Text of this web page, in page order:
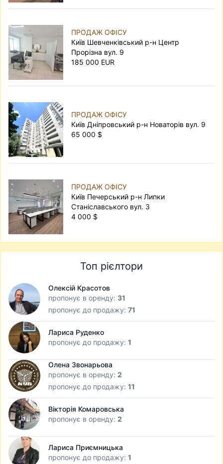
ПРОДАЖ ОФІСУ
Київ Шевченківський р-н Центр
Прорізна вул. 9
185 000 EUR
ПРОДАЖ ОФІСУ
Київ Дніпровський р-н Новаторів вул. 9
65 000 $
ПРОДАЖ ОФІСУ
Київ Печерський р-н Липки
Станіславського вул. 3
4 000 $
Топ рієлтори
Олексій Красотов
пропонує в оренду: 31
пропонує до продажу: 71
Лариса Руденко
пропонує до продажу: 1
Олена Звонарьова
пропонує в оренду: 2
пропонує до продажу: 11
Вікторія Комаровська
пропонує в оренду: 2
Лариса Приємницька
пропонує до продажу: 1